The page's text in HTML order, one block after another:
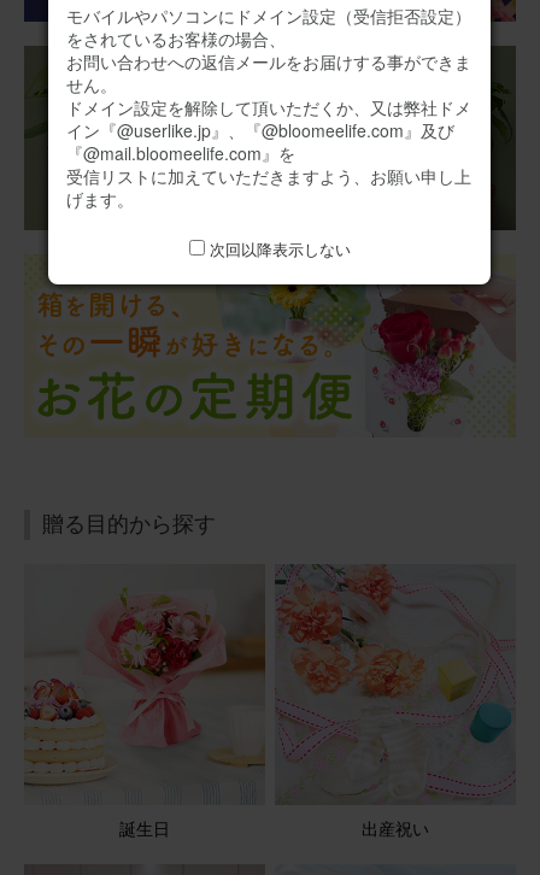
2026/01/29
ブルーミーユーザーさん 40代
用途：
誕生日祝い
定期便で隔週利用していますが、北海道は冬場は配送がお
休みなので、別個で誕生日に向けてお花を贈ることにしま
した。いつも花持ちが良いので助かると言われます。今後
もよろしくお願いしたいです。
季節のお花ブーケ(8本) と 花瓶セット(ウェーブグラス)
Happy Birthday カード付き
2026/01/26
お友達へプレゼント🎶
して届けていただきました。気軽にお願いできて、本当に
助かっております。 喜んでいただけました。 これからも
どうか宜しくお願いいたします。
季節のお花ブーケ(8本) と 花瓶セット(ウェーブグラス)
お悔やみ
贈る目的から探す
誕生日 出産祝い
モバイルやパソコンにドメイン設定（受信拒否設定）
をされているお客様の場合、
お問い合わせへの返信メールをお届けする事ができま
せん。
ドメイン設定を解除して頂いただくか、又は弊社ドメ
イン『@userlike.jp』、『@bloomeelife.com』及び
『@mail.bloomeelife.com』を
受信リストに加えていただきますよう、お願い申し上
げます。
次回以降表示しない